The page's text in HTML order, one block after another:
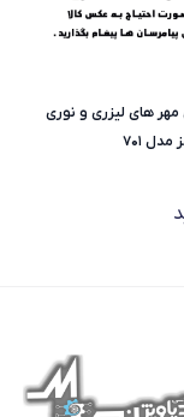
های لیزری و نوری
701